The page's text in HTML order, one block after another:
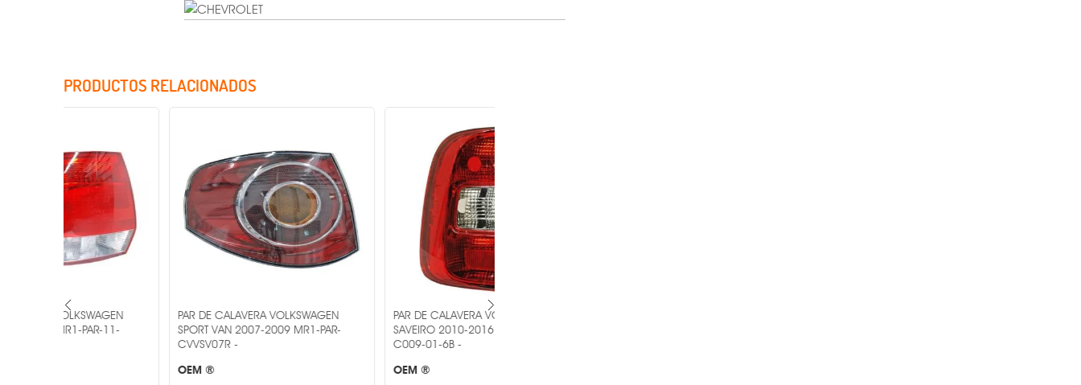
Incluye Cristales
PRODUCTOS RELACIONADOS
PAR DE CALAVERA VOLKSWAGEN
SPORT VAN 2007-2009 MR1-PAR-
PAR DE CALAVERA VOLKSWAGEN
SAVEIRO 2010-2016 MR1-PAR-11-